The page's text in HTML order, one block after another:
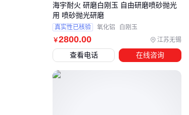
￥2800.00 江苏无锡
海宇耐火 研磨白刚玉 自由研磨喷砂抛光
用 喷砂抛光研磨
真实性已核验 氧化铝 白刚玉
查看电话 在线咨询